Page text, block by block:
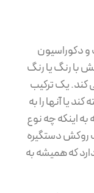
و دکوراسیون
با رنگ یا رنگ
کند. یک ترکیب
یا آنها را به
به اینکه چه نوع
روکش دستگیره
که همیشه به